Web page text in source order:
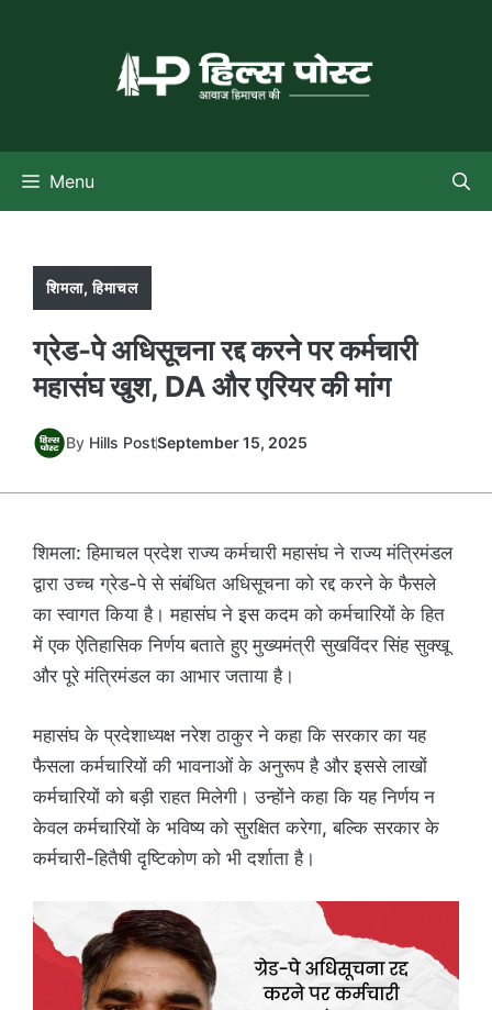
Menu
शिमला,हिमाचल
ग्रेड-पे अधिसूचना रद्द करने पर कर्मचारी
महासंघ खुश, DA और एरियर की मांग
By Hills PostSeptember 15, 2025
शिमला: हिमाचल प्रदेश राज्य कर्मचारी महासंघ ने राज्य मंत्रिमंडल
द्वारा उच्च ग्रेड-पे से संबंधित अधिसूचना को रद्द करने के फैसले
का स्वागत किया है। महासंघ ने इस कदम को कर्मचारियों के हित
में एक ऐतिहासिक निर्णय बताते हुए मुख्यमंत्री सुखविंदर सिंह सुक्खू
और पूरे मंत्रिमंडल का आभार जताया है।
महासंघ के प्रदेशाध्यक्ष नरेश ठाकुर ने कहा कि सरकार का यह
फैसला कर्मचारियों की भावनाओं के अनुरूप है और इससे लाखों
कर्मचारियों को बड़ी राहत मिलेगी। उन्होंने कहा कि यह निर्णय न
केवल कर्मचारियों के भविष्य को सुरक्षित करेगा, बल्कि सरकार के
कर्मचारी-हितैषी दृष्टिकोण को भी दर्शाता है।